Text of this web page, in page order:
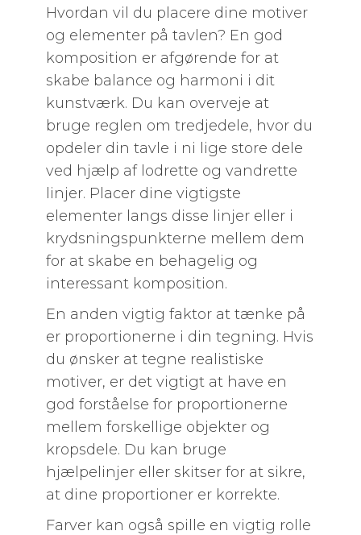
Hvordan vil du placere dine motiver
og elementer på tavlen? En god
komposition er afgørende for at
skabe balance og harmoni i dit
kunstværk. Du kan overveje at
bruge reglen om tredjedele, hvor du
opdeler din tavle i ni lige store dele
ved hjælp af lodrette og vandrette
linjer. Placer dine vigtigste
elementer langs disse linjer eller i
krydsningspunkterne mellem dem
for at skabe en behagelig og
interessant komposition.
En anden vigtig faktor at tænke på
er proportionerne i din tegning. Hvis
du ønsker at tegne realistiske
motiver, er det vigtigt at have en
god forståelse for proportionerne
mellem forskellige objekter og
kropsdele. Du kan bruge
hjælpelinjer eller skitser for at sikre,
at dine proportioner er korrekte.
Farver kan også spille en vigtig rolle